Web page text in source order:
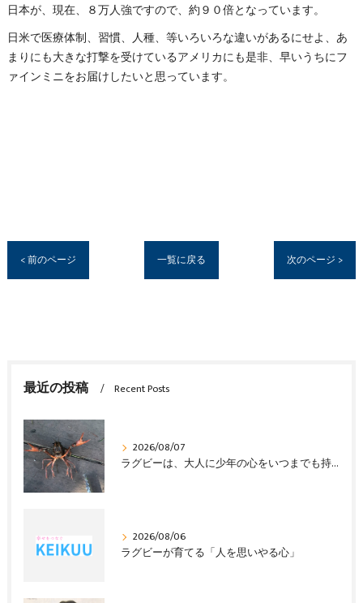
日本が、現在、８万人強ですので、約９０倍となっています。
日米で医療体制、習慣、人種、等いろいろな違いがあるにせよ、あ
まりにも大きな打撃を受けているアメリカにも是非、早いうちにフ
ァインミニをお届けしたいと思っています。
< 前のページ 一覧に戻る 次のページ >
最近の投稿 Recent Posts
2026/08/07
ラグビーは、大人に少年の心をいつまでも持ち続けさせる
2026/08/06
ラグビーが育てる「人を思いやる心」